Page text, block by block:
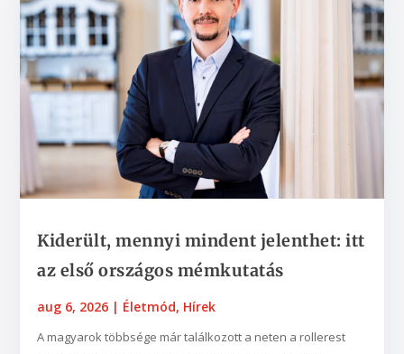
Kiderült, mennyi mindent jelenthet: itt
az első országos mémkutatás
aug 6, 2026 | Életmód, Hírek
A magyarok többsége már találkozott a neten a rollerest